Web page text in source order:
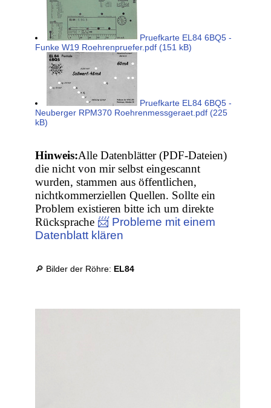
Pruefkarte EL84 6BQ5 -
Funke W19 Roehrenpruefer.pdf (151 kB)
Pruefkarte EL84 6BQ5 -
Neuberger RPM370 Roehrenmessgeraet.pdf (225
kB)
Hinweis:Alle Datenblätter (PDF-Dateien)
die nicht von mir selbst eingescannt
wurden, stammen aus öffentlichen,
nichtkommerziellen Quellen. Sollte ein
Problem existieren bitte ich um direkte
Rücksprache 📨 Probleme mit einem
Datenblatt klären
🔎 Bilder der Röhre: EL84